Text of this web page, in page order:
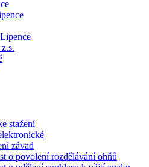
stažení
závad
o povolení rozdělávání ohňů